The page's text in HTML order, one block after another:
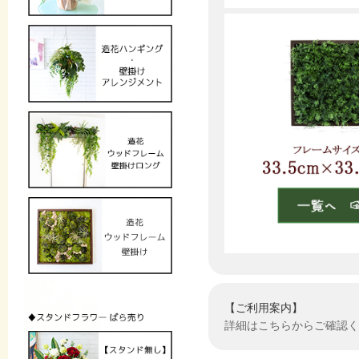
【ご利用案内】
詳細はこちらからご確認